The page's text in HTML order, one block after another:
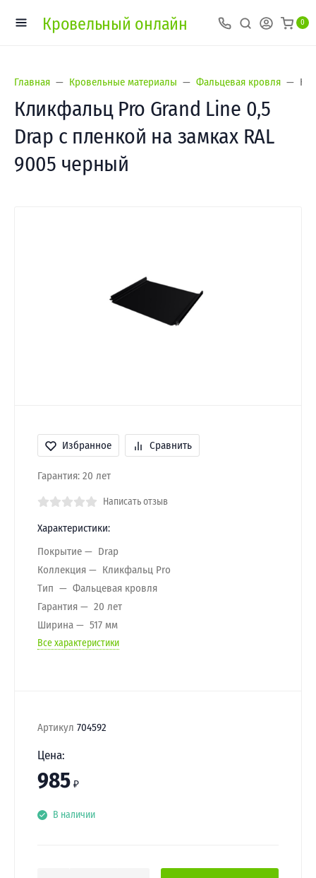
Кровельный онлайн 0
Главная Кровельные материалы Фальцевая кровля
Кликфальц Pro Grand Line 0,5
Drap с пленкой на замках RAL
9005 черный
Избранное Сравнить
Гарантия: 20 лет
Написать отзыв
Характеристики:
Покрытие
Drap
Коллекция
Кликфальц Pro
Тип
Фальцевая кровля
Гарантия
20 лет
Ширина
517 мм
Все характеристики
Артикул 704592
Цена:
985 ₽
В наличии